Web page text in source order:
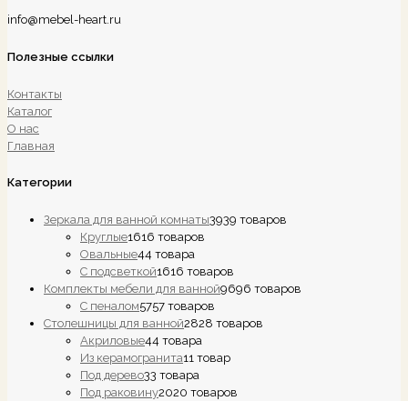
info@mebel-heart.ru
Полезные ссылки
Контакты
Каталог
О нас
Главная
Категории
Зеркала для ванной комнаты3939 товаров
Круглые1616 товаров
Овальные44 товара
С подсветкой1616 товаров
Комплекты мебели для ванной9696 товаров
С пеналом5757 товаров
Столешницы для ванной2828 товаров
Акриловые44 товара
Из керамогранита11 товар
Под дерево33 товара
Под раковину2020 товаров